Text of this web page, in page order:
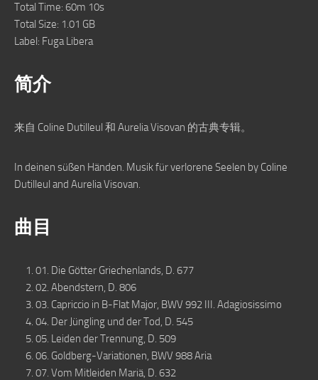
Total Time: 60m 10s
Total Size: 1.01 GB
Label: Fuga Libera
简介
来自 Coline Dutilleul 和 Aurelia Visovan 的古典专辑。
In deinen süßen Händen. Musik für verlorene Seelen by Coline
Dutilleul and Aurelia Visovan.
曲目
01. Die Götter Griechenlands, D. 677
02. Abendstern, D. 806
03. Capriccio in B-Flat Major, BWV 992 III. Adagiosissimo
04. Der Jüngling und der Tod, D. 545
05. Leiden der Trennung, D. 509
06. Goldberg-Variationen, BWV 988 Aria
07. Vom Mitleiden Mariä, D. 632